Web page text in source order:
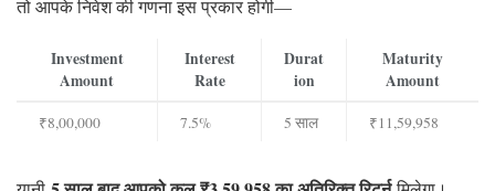
तो आपके निवेश की गणना इस प्रकार होगी—
Investment
Amount
Interest
Rate
Durat
ion
Maturity
Amount
₹8,00,000 7.5% 5 साल ₹11,59,958